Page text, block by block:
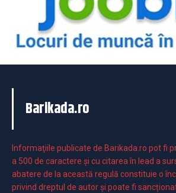
Barikada.ro
Informaţiile publicate de Barikada.ro pot fi
a 500 de caractere şi cu citarea în lead a
abatere de la această regulă constituie o
privind dreptul de autor și poate fi